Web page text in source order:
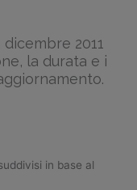
dicembre 2011
la durata e i
in base al